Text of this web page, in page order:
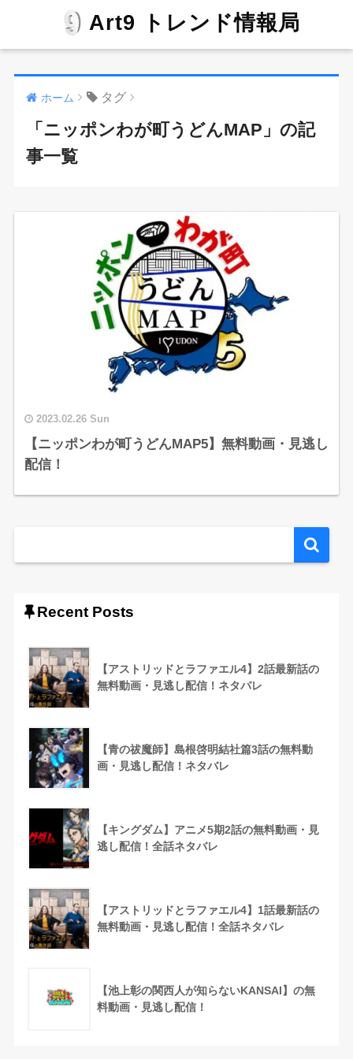
Art9 トレンド情報局
ホーム タグ
「ニッポンわが町うどんMAP」の記
事一覧
2023.02.26 Sun
【ニッポンわが町うどんMAP5】無料動画・見逃し
配信！
Recent Posts
【アストリッドとラファエル4】2話最新話の
無料動画・見逃し配信！ネタバレ
【青の祓魔師】島根啓明結社篇3話の無料動
画・見逃し配信！ネタバレ
【キングダム】アニメ5期2話の無料動画・見
逃し配信！全話ネタバレ
【アストリッドとラファエル4】1話最新話の
無料動画・見逃し配信！全話ネタバレ
【池上彰の関西人が知らないKANSAI】の無
料動画・見逃し配信！